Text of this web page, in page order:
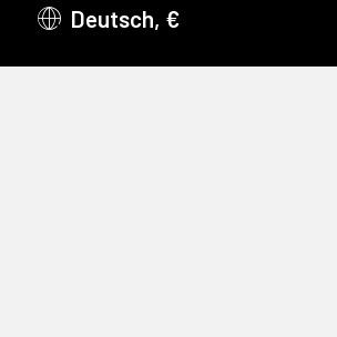
Deutsch, €